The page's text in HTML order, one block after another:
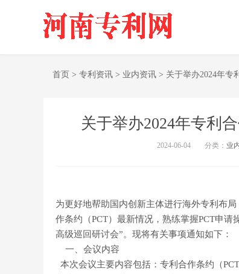
首页 > 专利资讯 > 业内资讯 > 关于举办2024年专
关于举办2024年专利
2024-06-04 分类： 业
为更好地帮助国内创新主体进行海外专利布
作条约（PCT）最新情况，熟练掌握PCT申请
高级巡回研讨会”。现将有关事项通知如下：
一、会议内容
本次会议主要内容包括：专利合作条约（